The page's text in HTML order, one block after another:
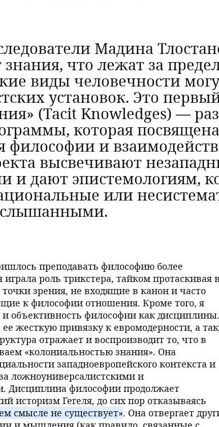
Мадина
что лежат за
виды человечности
установок. Это
(Tacit Knowledges) —
которая
философии и
высвечивают
и дают эпистемологиям,
или
преподавать философию более
роль трикстера, тайком протаскивая в
зрения, не входящие в канон и часто
к философии отношения. Кроме того, я
и объективность философии как дисциплины.
жесткую привязку к евромодерности, а
отражает и воспроизводит то, что в
«колониальностью знания». Она
западноевропейского контекста и
ложноуниверсалистскими и
Дисциплина философии продолжает
историзм Гегеля, до сих пор отказываясь
смысле не существует». Она отвергает